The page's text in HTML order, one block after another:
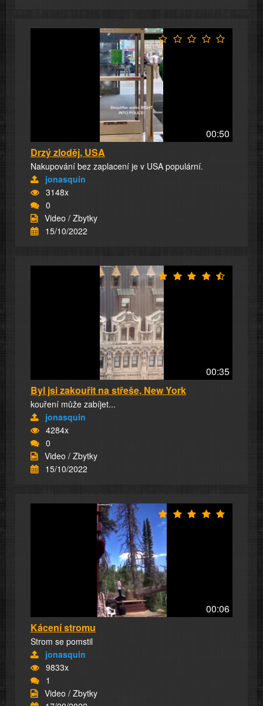
00:50
Drzý zloděj, USA
Nakupování bez zaplacení je v USA populární.
jonasquin
3148x
0
Video / Zbytky
15/10/2022
00:35
Byl jsi zakouřit na střeše, New York
kouření může zabíjet...
jonasquin
4284x
0
Video / Zbytky
15/10/2022
00:06
Kácení stromu
Strom se pomstil
jonasquin
9833x
1
Video / Zbytky